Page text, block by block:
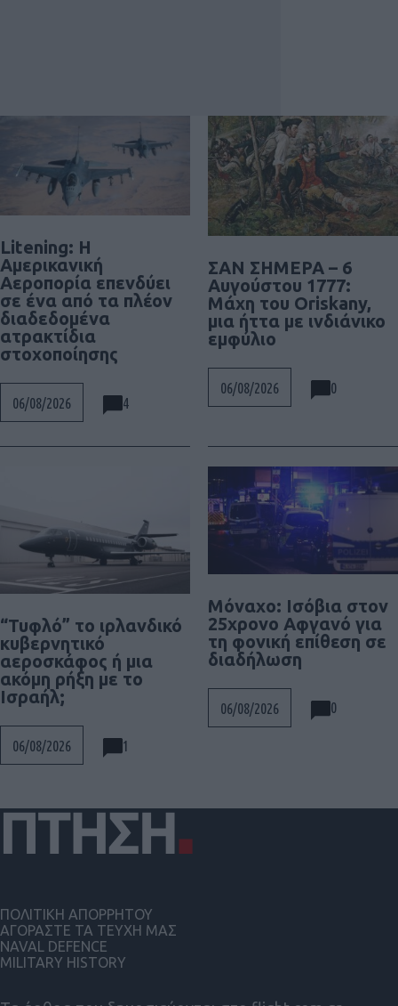
Litening: Η
Αμερικανική
Αεροπορία επενδύει
σε ένα από τα πλέον
διαδεδομένα
ατρακτίδια
στοχοποίησης
06/08/2026 4
ΣΑΝ ΣΗΜΕΡΑ – 6
Αυγούστου 1777:
Μάχη του Oriskany,
μια ήττα με ινδιάνικο
εμφύλιο
06/08/2026 0
“Τυφλό” το ιρλανδικό
κυβερνητικό
αεροσκάφος ή μια
ακόμη ρήξη με το
Ισραήλ;
06/08/2026 1
Μόναχο: Ισόβια στον
25χρονο Αφγανό για
τη φονική επίθεση σε
διαδήλωση
06/08/2026 0
ΠΟΛΙΤΙΚΗ ΑΠΟΡΡΗΤΟΥ
ΑΓΟΡΑΣΤΕ ΤΑ ΤΕΥΧΗ ΜΑΣ
NAVAL DEFENCE
MILITARY HISTORY